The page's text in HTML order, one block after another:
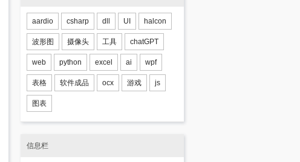
aardio csharp dll UI halcon
波形图 摄像头 工具 chatGPT
web python excel ai wpf
表格 软件成品 ocx 游戏 js
图表
信息栏